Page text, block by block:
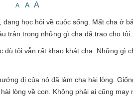
A A A
học hỏi về cuộc sống. Mất cha ở
trân trọng những gì cha đã trao cho tôi.
tôi vẫn rất khao khát cha. Những gì
đi của nó đã làm cha hài lòng.
lòng về con. Không phải ai cũng